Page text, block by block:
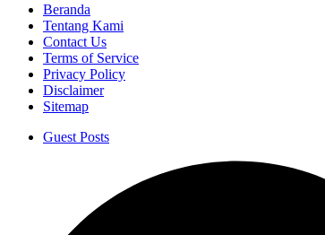
Beranda
Tentang Kami
Contact Us
Terms of Service
Privacy Policy
Disclaimer
Sitemap
Guest Posts